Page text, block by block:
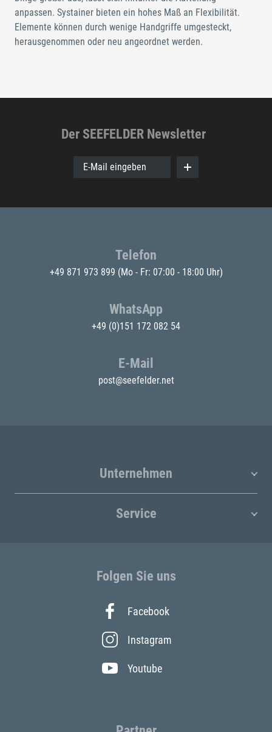
anpassen. Systainer bieten ein hohes Maß an Flexibilität.
Elemente können durch wenige Handgriffe umgesteckt,
herausgenommen oder neu angeordnet werden.
Der SEEFELDER Newsletter
E-Mail eingeben
Telefon
+49 871 973 899 (Mo - Fr: 07:00 - 18:00 Uhr)
WhatsApp
+49 (0)151 172 082 54
E-Mail
post@seefelder.net
Unternehmen
Service
Folgen Sie uns
Facebook
Instagram
Youtube